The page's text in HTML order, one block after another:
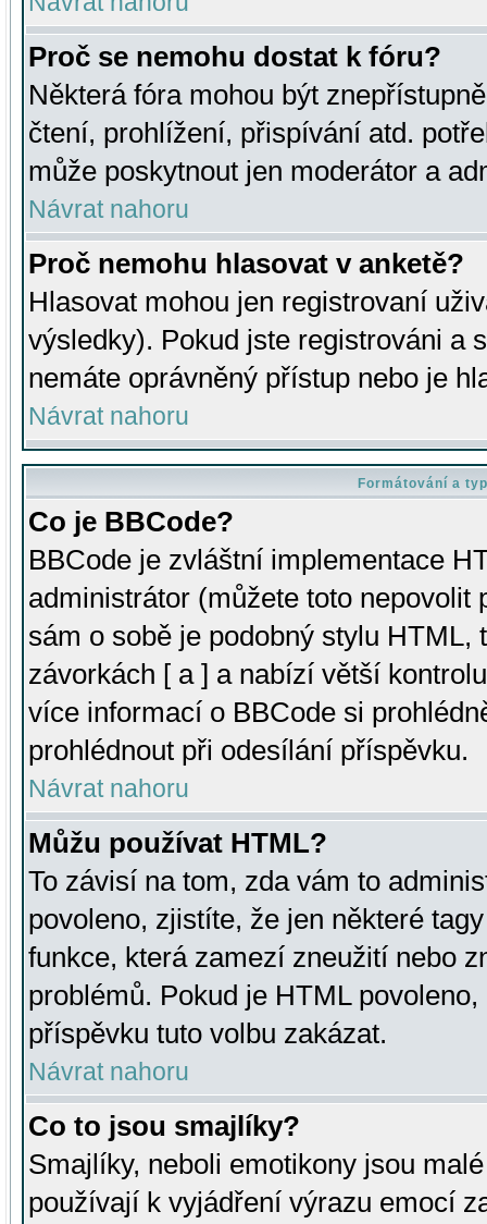
Proč se nemohu dostat k fóru?
Některá fóra mohou být
čtení, prohlížení, přispívání atd.
může poskytnout jen moderátor a
Návrat nahoru
Proč nemohu hlasovat v anketě?
Hlasovat mohou jen registrovaní
výsledky). Pokud jste registrováni a
nemáte oprávněný přístup nebo je
Návrat nahoru
Formátování a
Co je BBCode?
BBCode je zvláštní implementace
administrátor (můžete toto
sám o sobě je podobný stylu HTML,
závorkách [ a ] a nabízí větší
více informací o BBCode si
prohlédnout při odesílání příspěvku.
Návrat nahoru
Můžu používat HTML?
To závisí na tom, zda vám to
povoleno, zjistíte, že jen některé
funkce, která zamezí zneužití nebo
problémů. Pokud je HTML
příspěvku tuto volbu zakázat.
Návrat nahoru
Co to jsou smajlíky?
Smajlíky, neboli emotikony jsou
používají k vyjádření výrazu emocí